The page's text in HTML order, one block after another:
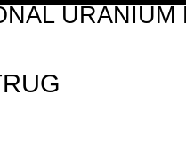
URANIUM